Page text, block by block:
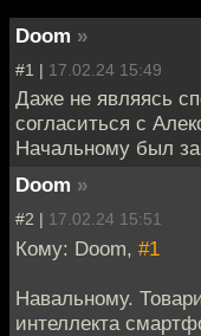
Doom »
#1 | 17.02.24 15:49
Даже не являясь
согласиться с
Начальному был
Doom »
#2 | 17.02.24 15:51
Кому: Doom, #1
Навальному.
интеллекта